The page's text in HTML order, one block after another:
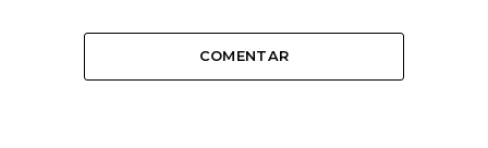
COMENTAR